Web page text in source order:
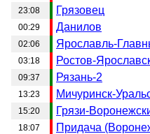
23:08 Грязовец
00:29 Данилов
02:06 Ярославль-
03:18 Ростов-
09:37 Рязань-2
13:23 Мичуринск-
15:20 Грязи-
18:07 Придача